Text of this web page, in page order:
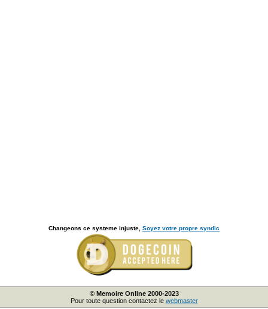
Changeons ce systeme injuste, Soyez votre propre syndic
© Memoire Online 2000-2023
Pour toute question contactez le webmaster